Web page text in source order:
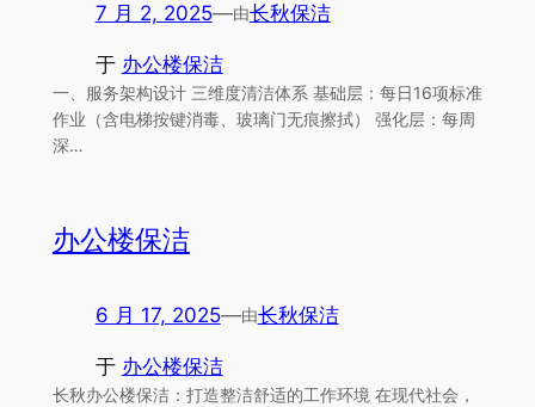
7 月 2, 2025—由长秋保洁
于 办公楼保洁
一、服务架构设计 三维度清洁体系 基础层：每日16项标准
作业（含电梯按键消毒、玻璃门无痕擦拭） 强化层：每周
深…
办公楼保洁
6 月 17, 2025—由长秋保洁
于 办公楼保洁
长秋办公楼保洁：打造整洁舒适的工作环境 在现代社会，